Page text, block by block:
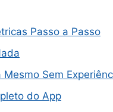
Passo a Passo
Sem
do App